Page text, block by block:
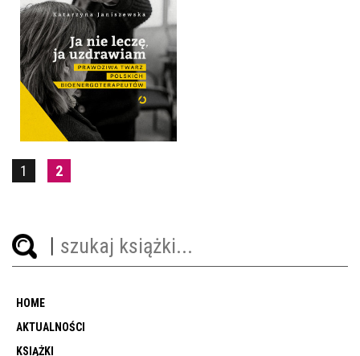
JA NIE LECZĘ, JA
UZDRAWIAM
KATARZYNA JANISZEWSKA
OPRAWA MIĘKKA ZE SKRZYDEŁKAMI
39,90 ZŁ
1 2
HOME
AKTUALNOŚCI
KSIĄŻKI